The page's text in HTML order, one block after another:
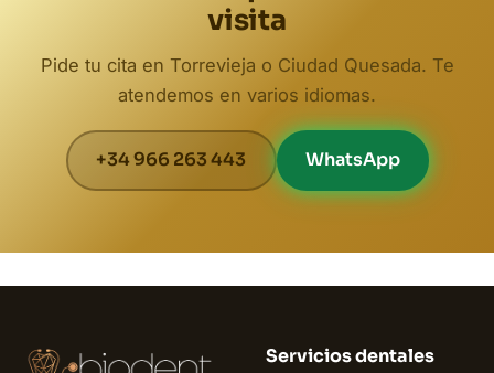
visita
Pide tu cita en Torrevieja o Ciudad Quesada. Te
atendemos en varios idiomas.
+34 966 263 443 WhatsApp
Servicios dentales